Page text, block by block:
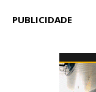
PUBLICIDADE